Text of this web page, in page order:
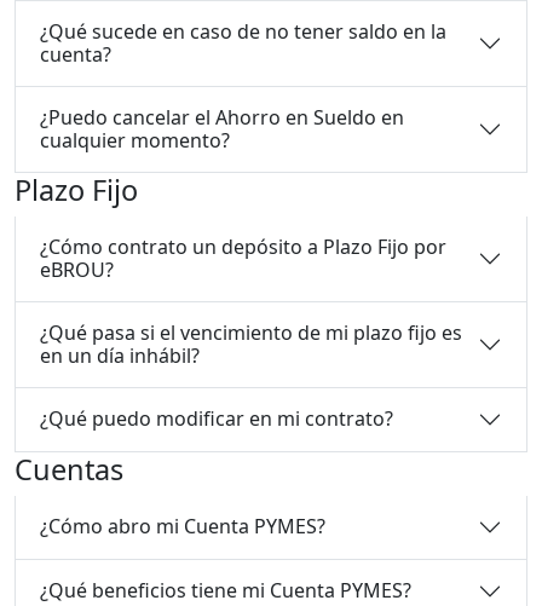
¿Qué sucede en caso de no tener saldo en la
cuenta?
¿Puedo cancelar el Ahorro en Sueldo en
cualquier momento?
Plazo Fijo
¿Cómo contrato un depósito a Plazo Fijo por
eBROU?
¿Qué pasa si el vencimiento de mi plazo fijo es
en un día inhábil?
¿Qué puedo modificar en mi contrato?
Cuentas
¿Cómo abro mi Cuenta PYMES?
¿Qué beneficios tiene mi Cuenta PYMES?